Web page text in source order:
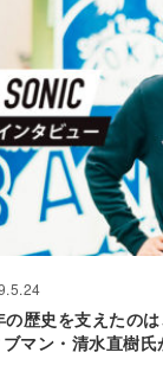
の歴史を支えたの
マン・清水直樹